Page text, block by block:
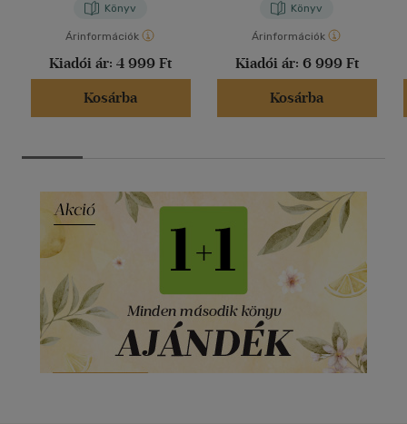
Könyv
Árinformációk
Kiadói ár: 4 999 Ft
Kosárba
Könyv
Árinformációk
Kiadói ár: 6 999 Ft
Kosárba